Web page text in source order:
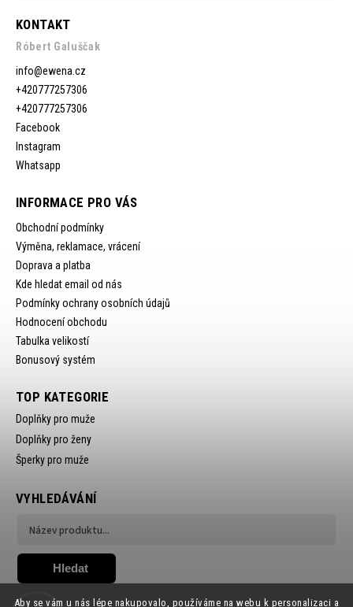
Aby se vám u nás lépe nakupovalo, používáme na webu k personalizaci a
KONTAKT
Róbert Galuščak
info@ewena.cz
+420777257306
+420777257306
Facebook
Instagram
Whatsapp
INFORMACE PRO VÁS
Obchodní podmínky
Výměna, reklamace, vrácení
Doprava a platba
Kde hledat email od nás
Podmínky ochrany osobních údajů
Hodnocení obchodu
Tabulka velikostí
Bonusový systém
TOP KATEGORIE
Doplňky pro muže
Doplňky pro ženy
Šperky pro muže
VYHLEDÁVÁNÍ
Hledat